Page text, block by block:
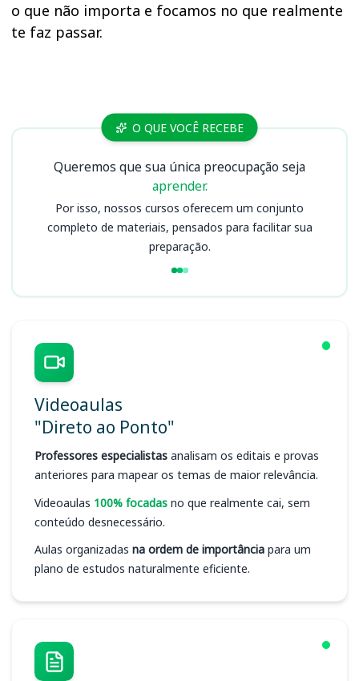
o que não importa e focamos no que realmente
te faz passar.
Cursos O QUE VOCÊ RECEBE
Queremos que sua única preocupação seja
aprender.
Por isso, nossos cursos oferecem um conjunto
completo de materiais, pensados para facilitar sua
preparação.
Videoaulas
"Direto ao Ponto"
Professores especialistas analisam os editais e provas
anteriores para mapear os temas de maior relevância.
Videoaulas 100% focadas no que realmente cai, sem
conteúdo desnecessário.
Aulas organizadas na ordem de importância para um
plano de estudos naturalmente eficiente.